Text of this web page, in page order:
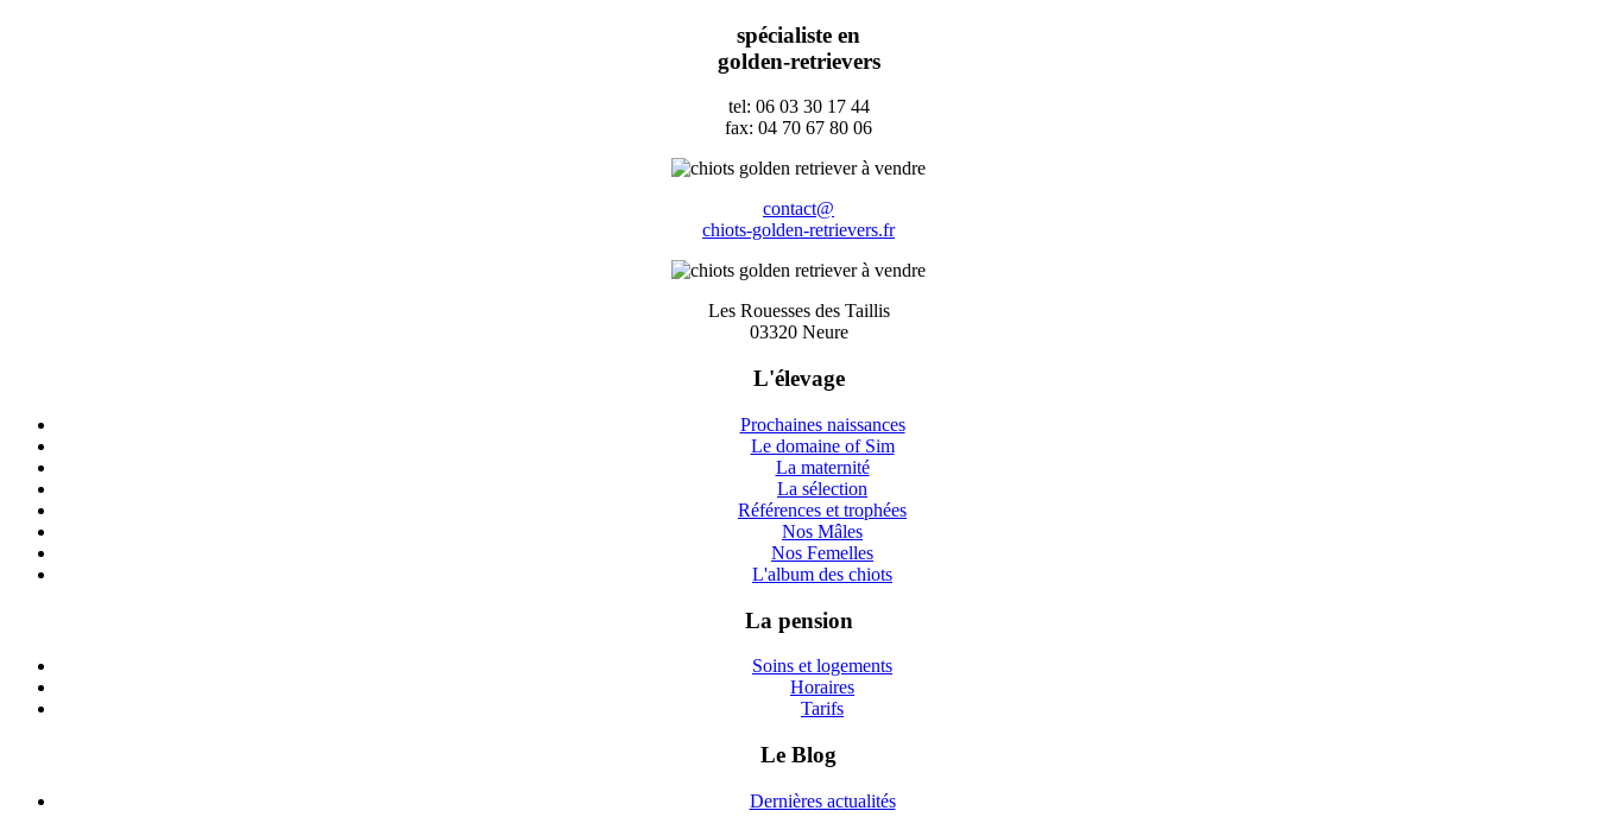
spécialiste en
golden-retrievers
tel: 06 03 30 17 44
fax: 04 70 67 80 06
contact@
chiots-golden-retrievers.fr
Les Rouesses des Taillis
03320 Neure
L'élevage
Prochaines naissances
Le domaine of Sim
La maternité
La sélection
Références et trophées
Nos Mâles
Nos Femelles
L'album des chiots
La pension
Soins et logements
Horaires
Tarifs
Le Blog
Dernières actualités